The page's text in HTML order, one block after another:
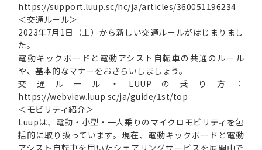
https://support.luup.sc/hc/ja/articles/360051196234
＜交通ルール＞
2023年7月1日（土）から新しい交通ルールがはじまりまし
た。
電動キックボードと電動アシスト自転車の共通のルール
や、基本的なマナーをおさらいしましょう。
交通ルール・LUUPの乗り方：
https://webview.luup.sc/ja/guide/1st/top
＜モビリティ紹介＞
Luupは、電動・小型・一人乗りのマイクロモビリティを包
括的に取り扱っています。現在、電動キックボードと電動
アシスト自転車を用いたシェアリングサービスを展開中で